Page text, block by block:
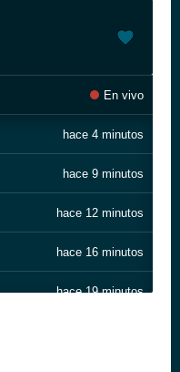
En vivo
hace 4 minutos
hace 9 minutos
hace 12 minutos
hace 16 minutos
hace 19 minutos